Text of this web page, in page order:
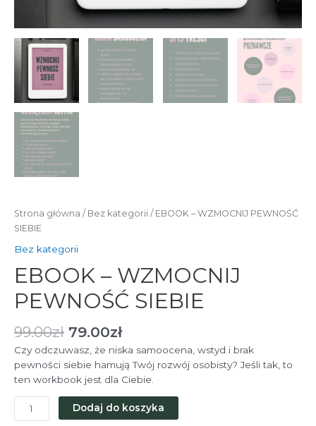
Strona główna / Bez kategorii / EBOOK – WZMOCNIJ PEWNOŚĆ
SIEBIE
Bez kategorii
EBOOK – WZMOCNIJ
PEWNOŚĆ SIEBIE
99.00zł Pierwotna
cena
wynosiła:
99.00zł.
79.00złAktualna
cena
wynosi:
79.00zł.
Czy odczuwasz, że niska samoocena, wstyd i brak
pewności siebie hamują Twój rozwój osobisty? Jeśli tak, to
ten workbook jest dla Ciebie.
ilość
EBOOK
Dodaj do koszyka